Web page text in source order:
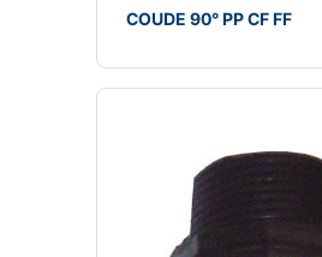
COUDE 90° PP CF FF